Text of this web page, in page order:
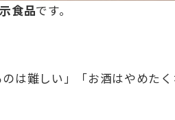
食品です。
は難しい」「お酒はやめた